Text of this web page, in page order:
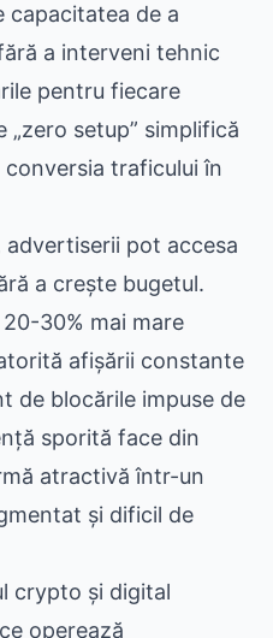
capacitatea de a
a interveni tehnic
pentru fiecare
setup” simplifică
traficului în
pot accesa
a crește bugetul.
30% mai mare
afișării constante
de blocările impuse de
sporită face din
atractivă într-un
și dificil de
crypto și digital
operează